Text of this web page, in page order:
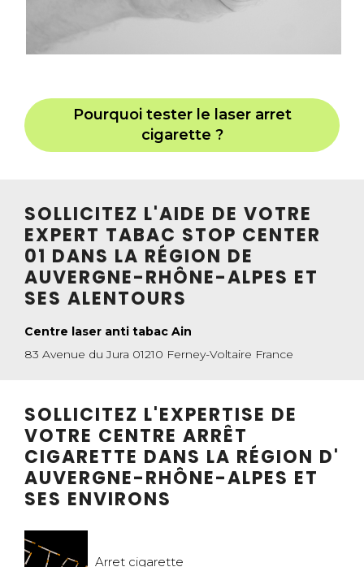
Pourquoi tester le laser arret
cigarette ?
SOLLICITEZ L'AIDE DE VOTRE
EXPERT TABAC STOP CENTER
01 DANS LA RÉGION DE
AUVERGNE-RHÔNE-ALPES ET
SES ALENTOURS
Centre laser anti tabac Ain
83 Avenue du Jura 01210 Ferney-Voltaire France
SOLLICITEZ L'EXPERTISE DE
VOTRE CENTRE ARRÊT
CIGARETTE DANS LA RÉGION D'
AUVERGNE-RHÔNE-ALPES ET
SES ENVIRONS
Arret cigarette